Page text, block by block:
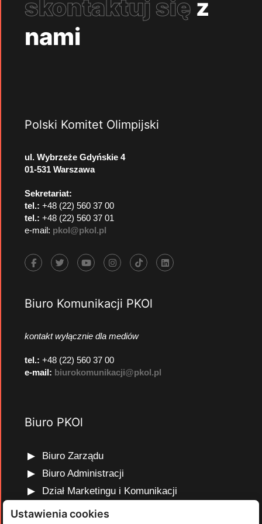
skontaktuj się z
nami
Polski Komitet Olimpijski
ul. Wybrzeże Gdyńskie 4
01-531 Warszawa
Sekretariat:
tel.: +48 (22) 560 37 00
tel.: +48 (22) 560 37 01
e-mail: pkol@pkol.pl
Biuro Komunikacji PKOl
kontakt wyłącznie dla mediów
tel.: +48 (22) 560 37 00
e-mail: biurokomunikacji@pkol.pl
Biuro PKOl
Biuro Zarządu
Biuro Administracji
Dział Marketingu i Komunikacji
Dział Edukacji Olimpijskiej
Ustawienia cookies